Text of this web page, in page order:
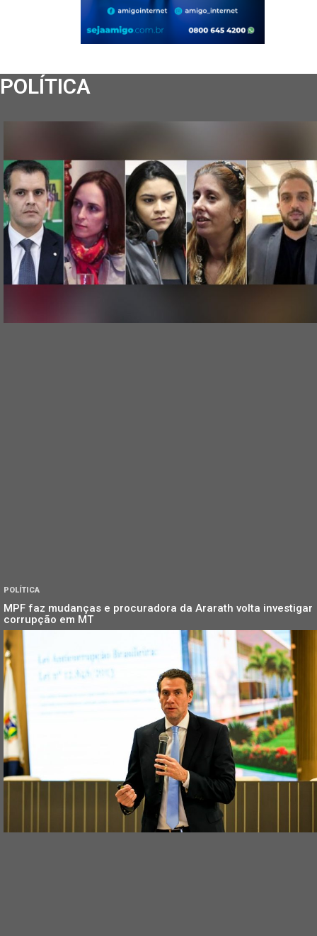
POLÍTICA
POLÍTICA
MPF faz mudanças e procuradora da Ararath volta investigar
corrupção em MT